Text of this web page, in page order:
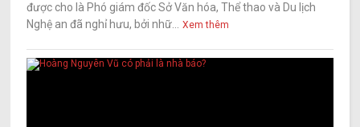
được cho là Phó giám đốc Sở Văn hóa, Thể thao và Du lịch
Nghệ an đã nghỉ hưu, bởi nhữ...
Xem thêm